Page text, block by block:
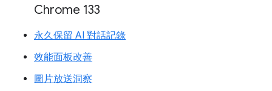
Chrome 133
永久保留 AI 對話記錄
效能面板改善
圖片放送洞察